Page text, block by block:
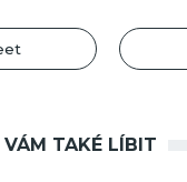
VÁM TAKÉ LÍBIT